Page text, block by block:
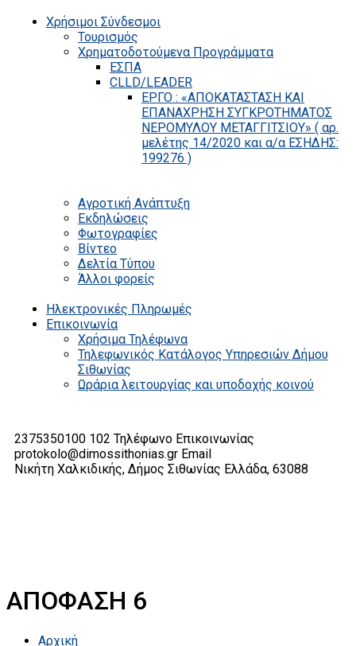
Χρήσιμοι Σύνδεσμοι
Τουρισμός
Χρηματοδοτούμενα Προγράμματα
ΕΣΠΑ
CLLD/LEADER
ΕΡΓΟ : «ΑΠΟΚΑΤΑΣΤΑΣΗ ΚΑΙ
ΕΠΑΝΑΧΡΗΣΗ ΣΥΓΚΡΟΤΗΜΑΤΟΣ
ΝΕΡΟΜΥΛΟΥ ΜΕΤΑΓΓΙΤΣΙΟΥ» ( αρ.
μελέτης 14/2020 και α/α ΕΣΗΔΗΣ:
199276 )
Αγροτική Ανάπτυξη
Εκδηλώσεις
Φωτογραφίες
Βίντεο
Δελτία Τύπου
Άλλοι φορείς
Ηλεκτρονικές Πληρωμές
Επικοινωνία
Χρήσιμα Τηλέφωνα
Τηλεφωνικός Κατάλογος Υπηρεσιών Δήμου
Σιθωνίας
Ωράρια λειτουργίας και υποδοχής κοινού
2375350100 102 Τηλέφωνο Επικοινωνίας
protokolo@dimossithonias.gr Email
Νικήτη Χαλκιδικής, Δήμος Σιθωνίας Ελλάδα, 63088
ΑΠΟΦΑΣΗ 6
Αρχική